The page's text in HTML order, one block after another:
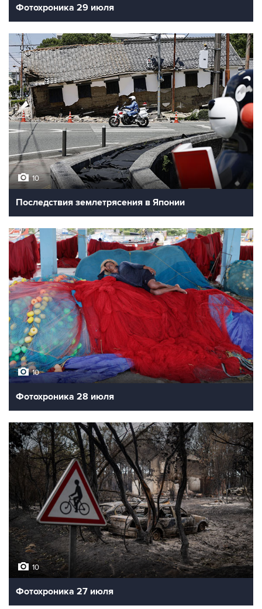
Фотохроника 29 июля
10
Последствия землетрясения в Японии
10
Фотохроника 28 июля
10
Фотохроника 27 июля